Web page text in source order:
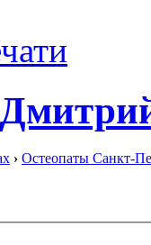
› Остеопаты Санкт-